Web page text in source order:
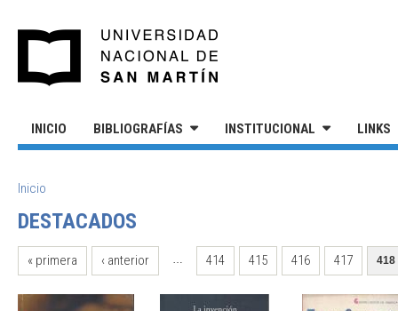
INICIO BIBLIOGRAFÍAS INSTITUCIONAL LINKS
SE ENCUENTRA USTED AQUÍ
Inicio
DESTACADOS
PÁGINAS
« primera ‹ anterior 414 415 416 417 418